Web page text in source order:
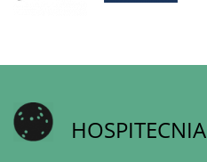
HOSPITECNIA